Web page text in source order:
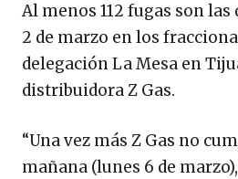
Al menos 112 fugas son
2 de marzo en los
delegación La Mesa en
distribuidora Z Gas.
“Una vez más Z Gas no
mañana (lunes 6 de